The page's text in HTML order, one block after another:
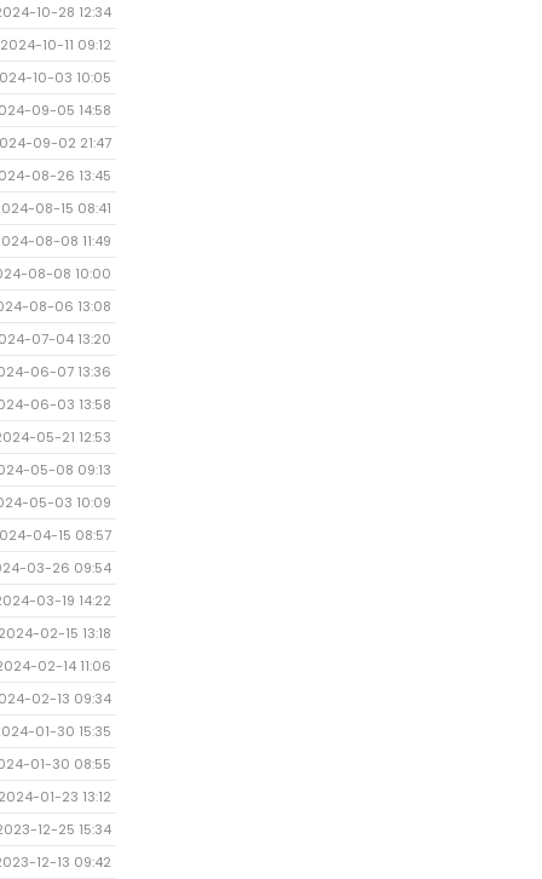
10-28 12:34
2024-10-11 09:12
10-03 10:05
09-05 14:58
09-02 21:47
08-26 13:45
08-15 08:41
08-08 11:49
08-08 10:00
08-06 13:08
07-04 13:20
06-07 13:36
06-03 13:58
05-21 12:53
05-08 09:13
05-03 10:09
04-15 08:57
03-26 09:54
03-19 14:22
2024-02-15 13:18
02-14 11:06
02-13 09:34
01-30 15:35
01-30 08:55
2024-01-23 13:12
12-25 15:34
12-13 09:42